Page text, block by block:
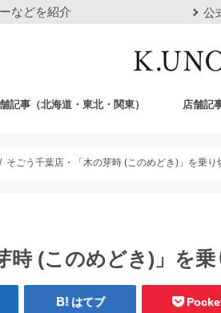
などを紹介 公
記事（北海道・東北・関東） 店舗記
そごう千葉店・「木の芽時 (このめどき)」を乗り
時 (このめどき)」を乗
はてブ